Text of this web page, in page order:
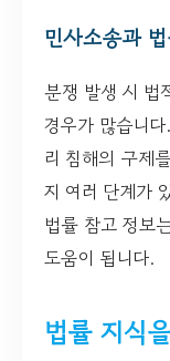
민사소송과
분쟁 발생 시 법
경우가 많습니
리 침해의 구제
지 여러 단계가
법률 참고 정보
도움이 됩니다.
법률 지식